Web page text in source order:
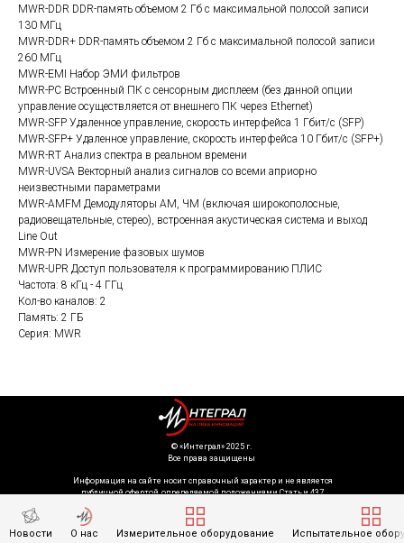
MWR-DDR DDR-память объемом 2 Гб с максимальной полосой записи
130 МГц
MWR-DDR+ DDR-память объемом 2 Гб с максимальной полосой записи
260 МГц
MWR-EMI Набор ЭМИ фильтров
MWR-PC Встроенный ПК с сенсорным дисплеем (без данной опции
управление осуществляется от внешнего ПК через Ethernet)
MWR-SFP Удаленное управление, скорость интерфейса 1 Гбит/с (SFP)
MWR-SFP+ Удаленное управление, скорость интерфейса 10 Гбит/с (SFP+)
MWR-RT Анализ спектра в реальном времени
MWR-UVSA Векторный анализ сигналов со всеми априорно
неизвестными параметрами
MWR-AMFM Демодуляторы АМ, ЧМ (включая широкополосные,
радиовещательные, стерео), встроенная акустическая система и выход
Line Out
MWR-PN Измерение фазовых шумов
MWR-UPR Доступ пользователя к программированию ПЛИС
Частота: 8 кГц - 4 ГГц
Кол-во каналов: 2
Память: 2 ГБ
Серия: MWR
Информация на сайте носит справочный характер и не является
публичной офертой, определяемой положениями Статьи 437
(спецификация) и комплект поставки товара могут быть изменены
производителем без предварительного уведомления. Уточняйте
информацию у наших менеджеров.
©️ «Интеграл» 2025 г.
Все права защищены
Новости О нас Измерительное оборудование Испытательное